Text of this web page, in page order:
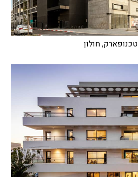
טכנופארק, חולון